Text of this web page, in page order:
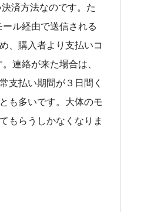
済方法なのです。た
ル経由で送信される
、購入者より支払いコ
連絡が来た場合は、
支払い期間が３日間く
も多いです。大体のモ
もらうしかなくなりま